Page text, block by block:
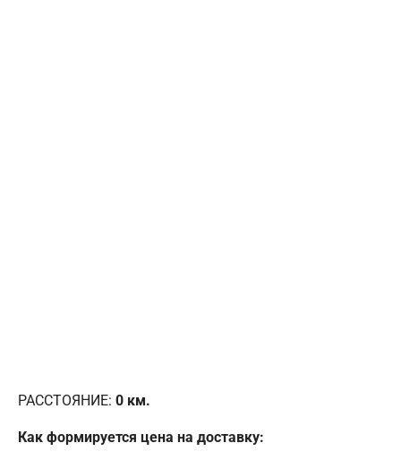
РАССТОЯНИЕ: 0 км.
Как формируется цена на доставку: